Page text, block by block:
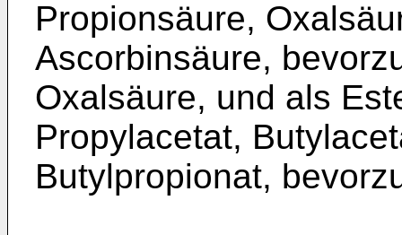
Propionsäure,
Ascorbinsäure,
Oxalsäure, und als
Propylacetat,
Butylpropionat,